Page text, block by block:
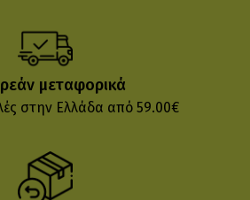
μεταφορικά
στην Ελλάδα από 59.00€